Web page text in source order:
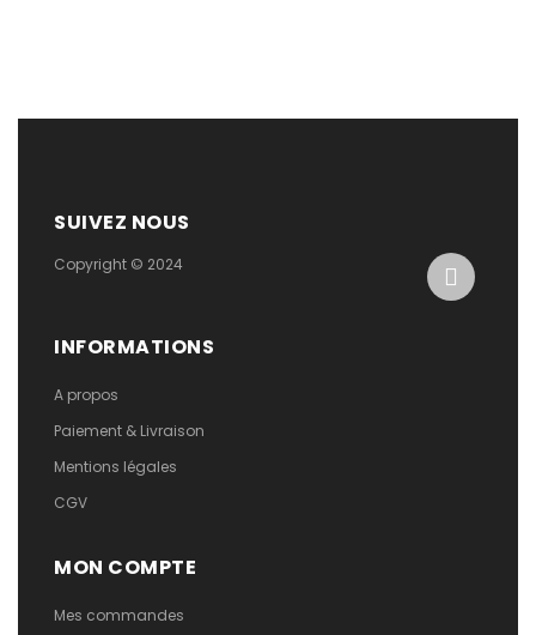
SUIVEZ NOUS
Copyright © 2024
INFORMATIONS
A propos
Paiement & Livraison
Mentions légales
CGV
MON COMPTE
Mes commandes